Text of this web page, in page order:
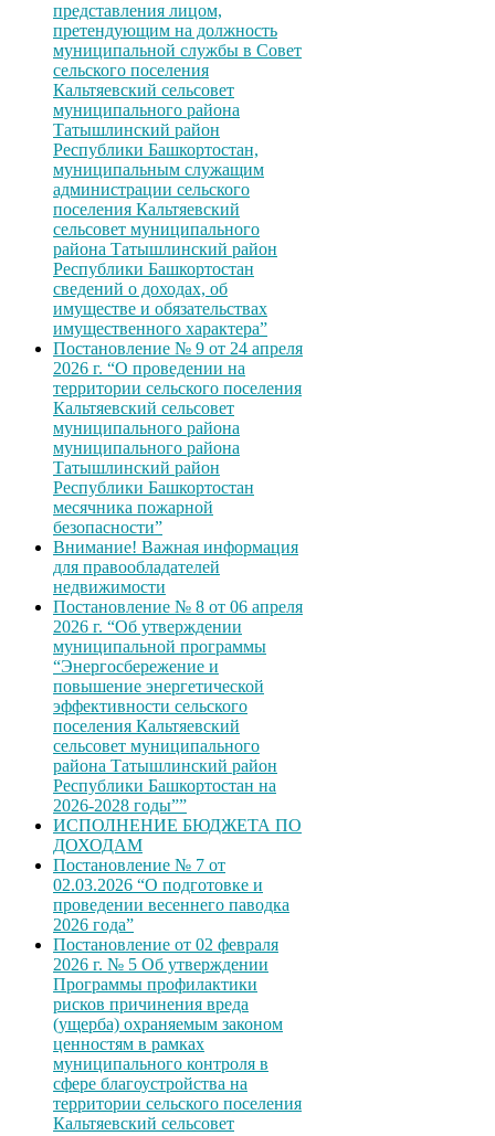
представления лицом,
претендующим на должность
муниципальной службы в Совет
сельского поселения
Кальтяевский сельсовет
муниципального района
Татышлинский район
Республики Башкортостан,
муниципальным служащим
администрации сельского
поселения Кальтяевский
сельсовет муниципального
района Татышлинский район
Республики Башкортостан
сведений о доходах, об
имуществе и обязательствах
имущественного характера”
Постановление № 9 от 24 апреля
2026 г. “О проведении на
территории сельского поселения
Кальтяевский сельсовет
муниципального района
муниципального района
Татышлинский район
Республики Башкортостан
месячника пожарной
безопасности”
Внимание! Важная информация
для правообладателей
недвижимости
Постановление № 8 от 06 апреля
2026 г. “Об утверждении
муниципальной программы
“Энергосбережение и
повышение энергетической
эффективности сельского
поселения Кальтяевский
сельсовет муниципального
района Татышлинский район
Республики Башкортостан на
2026-2028 годы””
ИСПОЛНЕНИЕ БЮДЖЕТА ПО
ДОХОДАМ
Постановление № 7 от
02.03.2026 “О подготовке и
проведении весеннего паводка
2026 года”
Постановление от 02 февраля
2026 г. № 5 Об утверждении
Программы профилактики
рисков причинения вреда
(ущерба) охраняемым законом
ценностям в рамках
муниципального контроля в
сфере благоустройства на
территории сельского поселения
Кальтяевский сельсовет